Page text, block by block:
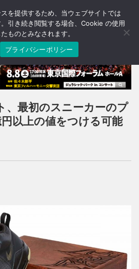
T
o
n
a
v
i
g
a
n
、最初のスニーカーのプ
以上の値をつける可能
を提供するため、当ウェブサイトでは
引き続き閲覧する場合、Cookie の使用
ものとみなされます。
プライバシーポリシー